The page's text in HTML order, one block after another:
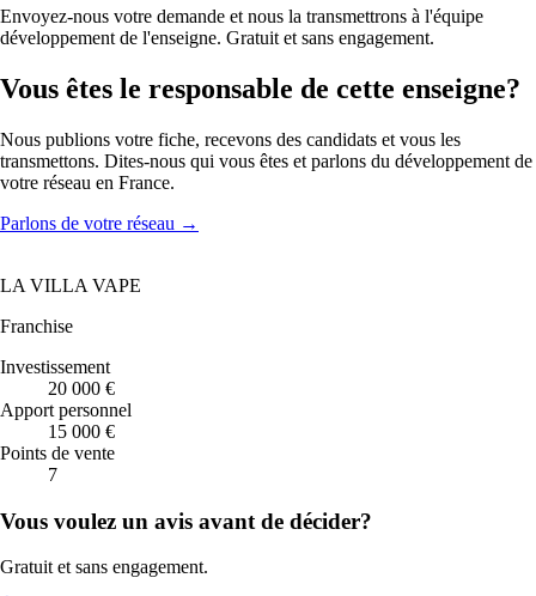
Envoyez-nous votre demande et nous la transmettrons à l'équipe
développement de l'enseigne. Gratuit et sans engagement.
Vous êtes le responsable de cette enseigne?
Nous publions votre fiche, recevons des candidats et vous les
transmettons. Dites-nous qui vous êtes et parlons du développement de
votre réseau en France.
Parlons de votre réseau →
LA VILLA VAPE
Franchise
Investissement
20 000 €
Apport personnel
15 000 €
Points de vente
7
Vous voulez un avis avant de décider?
Gratuit et sans engagement.